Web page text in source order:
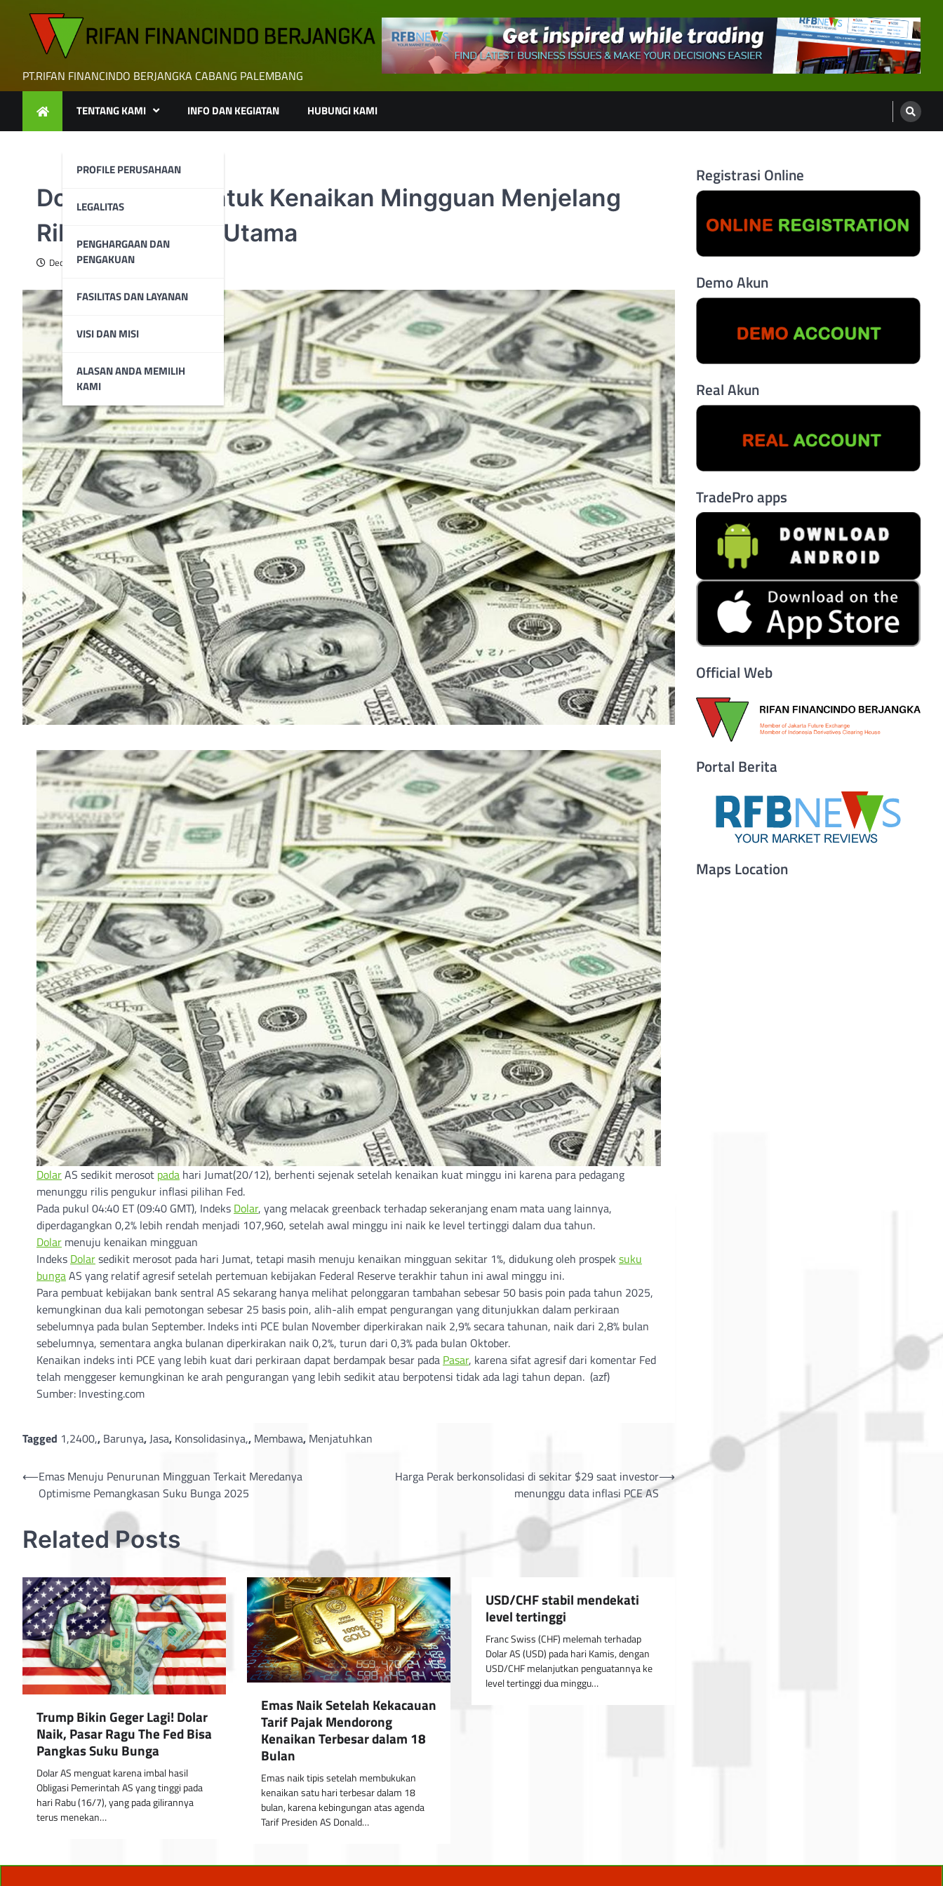
PT.RIFAN FINANCINDO BERJANGKA CABANG PALEMBANG
TENTANG KAMI
PROFILE PERUSAHAAN
LEGALITAS
PENGHARGAAN DAN
PENGAKUAN
FASILITAS DAN LAYANAN
VISI DAN MISI
ALASAN ANDA MEMILIH
KAMI
INFO DAN KEGIATAN HUBUNGI KAMI
Dolar Bersiap Untuk Kenaikan Mingguan Menjelang
Rilis Data Inflasi Utama
December 20, 2024
DolarAS sedikit merosot pada hari Jumat(20/12), berhenti sejenak setelah kenaikan kuat minggu ini karena para pedagang
menunggu rilis pengukur inflasi pilihan Fed.
Pada pukul 04:40 ET (09:40 GMT), Indeks Dolar, yang melacak greenback terhadap sekeranjang enam mata uang lainnya,
diperdagangkan 0,2% lebih rendah menjadi 107,960, setelah awal minggu ini naik ke level tertinggi dalam dua tahun.
Dolar menuju kenaikan mingguan
Indeks Dolarsedikit merosot pada hari Jumat, tetapi masih menuju kenaikan mingguan sekitar 1%, didukung oleh prospek suku
bungaAS yang relatif agresif setelah pertemuan kebijakan Federal Reserve terakhir tahun ini awal minggu ini.
Para pembuat kebijakan bank sentral AS sekarang hanya melihat pelonggaran tambahan sebesar 50 basis poin pada tahun 2025,
kemungkinan dua kali pemotongan sebesar 25 basis poin, alih-alih empat pengurangan yang ditunjukkan dalam perkiraan
sebelumnya pada bulan September. Indeks inti PCE bulan November diperkirakan naik 2,9% secara tahunan, naik dari 2,8% bulan
sebelumnya, sementara angka bulanan diperkirakan naik 0,2%, turun dari 0,3% pada bulan Oktober.
Kenaikan indeks inti PCE yang lebih kuat dari perkiraan dapat berdampak besar pada Pasar, karena sifat agresif dari komentar Fed
telah menggeser kemungkinan ke arah pengurangan yang lebih sedikit atau berpotensi tidak ada lagi tahun depan. (azf)
Sumber: Investing.com
Tagged 1,2400,, Barunya,Jasa, Konsolidasinya,, Membawa, Menjatuhkan
Post
navigation
⟵Emas Menuju Penurunan Mingguan Terkait Meredanya
Optimisme Pemangkasan Suku Bunga 2025
Harga Perak berkonsolidasi di sekitar $29 saat investor
menunggu data inflasi PCE AS
⟶
Related Posts
Trump Bikin Geger Lagi! Dolar
Naik, Pasar Ragu The Fed Bisa
Pangkas Suku Bunga
Dolar AS menguat karena imbal hasil
Obligasi Pemerintah AS yang tinggi pada
hari Rabu (16/7), yang pada gilirannya
terus menekan…
Emas Naik Setelah Kekacauan
Tarif Pajak Mendorong
Kenaikan Terbesar dalam 18
Bulan
Emas naik tipis setelah membukukan
kenaikan satu hari terbesar dalam 18
bulan, karena kebingungan atas agenda
Tarif Presiden AS Donald…
USD/CHF stabil mendekati
level tertinggi
Franc Swiss (CHF) melemah terhadap
Dolar AS (USD) pada hari Kamis, dengan
USD/CHF melanjutkan penguatannya ke
level tertinggi dua minggu…
Registrasi Online
Demo Akun
Real Akun
TradePro apps
Official Web
Portal Berita
Maps Location